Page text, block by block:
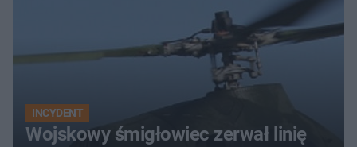
INCYDENT
Wojskowy śmigłowiec zerwał linię